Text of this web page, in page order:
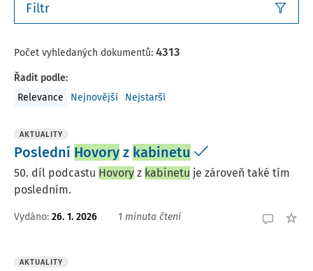
Filtr
Počet vyhledaných dokumentů: 4313
Řadit podle:
Relevance
Nejnovější Nejstarší
AKTUALITY
Poslední Hovory z kabinetu
50. díl podcastu Hovory z kabinetu je zároveň také tím
posledním.
Vydáno: 26. 1. 2026 1 minuta čtení
AKTUALITY